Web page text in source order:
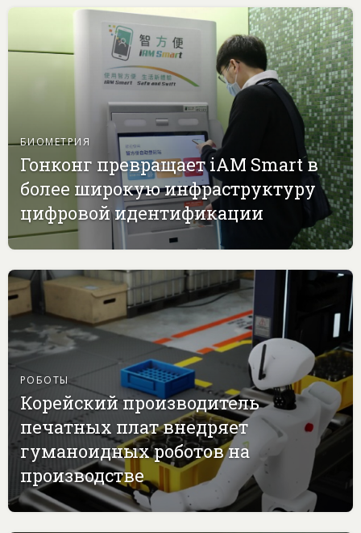
БИОМЕТРИЯ
Гонконг превращает iAM Smart в
более широкую инфраструктуру
цифровой идентификации
РОБОТЫ
Корейский производитель
печатных плат внедряет
гуманоидных роботов на
производстве